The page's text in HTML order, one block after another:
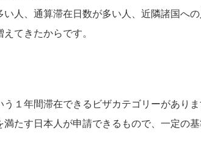
人、通算滞在日数が多い人、近隣諸国へ
てきたからです。
１年間滞在できるビザカテゴリーがありま
たす日本人が申請できるもので、一定の